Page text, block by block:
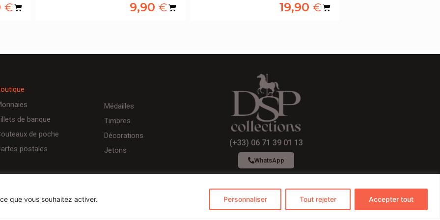
que vous souhaitez activer. Personnaliser Tout rejeter Accepter tout
€ 9,90 € 19,90 €
de banque
de poche
postales
Médailles
Timbres
Décorations
Jetons
(+33) 06 71 39 01 13
WhatsApp
Conditions d’utilisateurs Politique de confidentialité